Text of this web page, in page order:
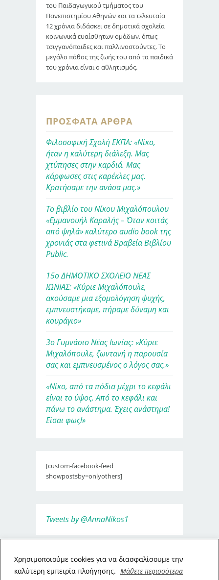
Xρησιμοποιούμε cookies για να διασφαλίσουμε την
καλύτερη εμπειρία πλοήγησης. Μάθετε περισσότερα
του Παιδαγωγικού τμήματος του
Πανεπιστημίου Αθηνών και τα τελευταία
12 χρόνια διδάσκει σε δημοτικά σχολεία
κοινωνικά ευαίσθητων ομάδων, όπως
τσιγγανόπαιδες και παλλινοστούντες. Το
μεγάλο πάθος της ζωής του από τα παιδικά
του χρόνια είναι ο αθλητισμός.
ΠΡΌΣΦΑΤΑ ΆΡΘΡΑ
Φιλοσοφική Σχολή ΕΚΠΑ: «Νίκο,
ήταν η καλύτερη διάλεξη. Μας
χτύπησες στην καρδιά. Μας
κάρφωσες στις καρέκλες μας.
Κρατήσαμε την ανάσα μας.»
Το βιβλίο του Νίκου Μιχαλόπουλου
«Εμμανουήλ Καραλής – Όταν κοιτάς
από ψηλά» καλύτερο audio book της
χρονιάς στα φετινά Βραβεία Βιβλίου
Public.
15ο ΔΗΜΟΤΙΚΟ ΣΧΟΛΕΙΟ ΝΕΑΣ
ΙΩΝΙΑΣ: «Κύριε Μιχαλόπουλε,
ακούσαμε μια εξομολόγηση ψυχής,
εμπνευστήκαμε, πήραμε δύναμη και
κουράγιο»
3ο Γυμνάσιο Νέας Ιωνίας: «Κύριε
Μιχαλόπουλε, ζωντανή η παρουσία
σας και εμπνευσμένος ο λόγος σας.»
«Νίκο, από τα πόδια μέχρι το κεφάλι
είναι το ύψος. Από το κεφάλι και
πάνω το ανάστημα. Έχεις ανάστημα!
Είσαι φως!»
[custom-facebook-feed
showpostsby=onlyothers]
Tweets by @AnnaNikos1